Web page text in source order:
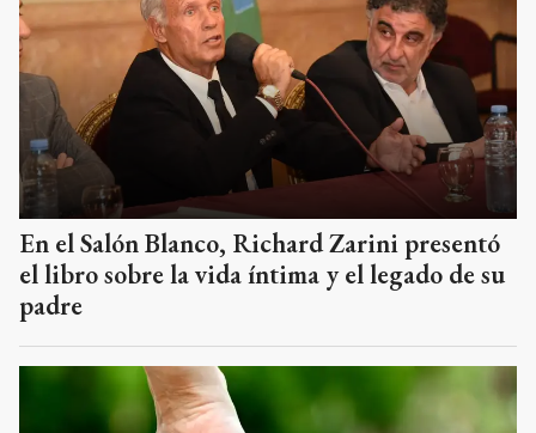
En el Salón Blanco, Richard Zarini presentó
el libro sobre la vida íntima y el legado de su
padre